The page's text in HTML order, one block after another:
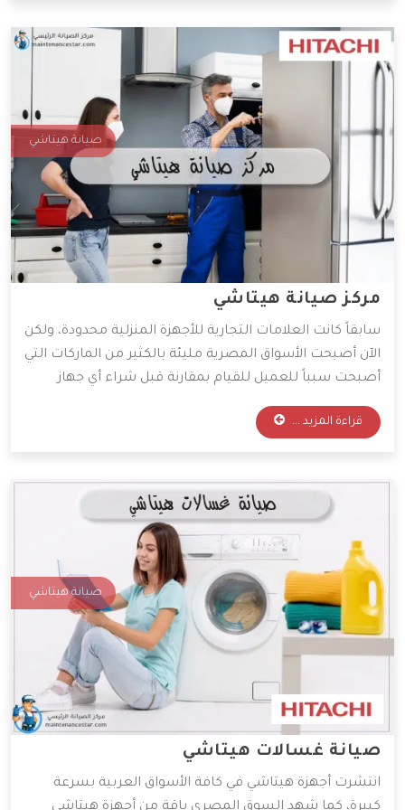
صيانة هيتاشي
مركز صيانة هيتاشي
سابقاً كانت العلامات التجارية للأجهزة المنزلية محدودة، ولكن
الآن أصبحت الأسواق المصرية مليئة بالكثير من الماركات التي
أصبحت سبباً للعميل للقيام بمقارنة قبل شراء أي جهاز
منزلي، لكن تظل هيتاشي معروفة بروعة أجهزتها من خامات
وكفاءة أداء، لهذا فقد توسعت بشكلٍ سريع في السوق
قراءة المزيد ...
صيانة هيتاشي
صيانة غسالات هيتاشي
انتشرت أجهزة هيتاشي في كافة الأسواق العربية بسرعة